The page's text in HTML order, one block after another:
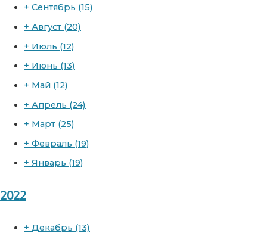
+ Сентябрь (15)
+ Август (20)
+ Июль (12)
+ Июнь (13)
+ Май (12)
+ Апрель (24)
+ Март (25)
+ Февраль (19)
+ Январь (19)
2022
+ Декабрь (13)